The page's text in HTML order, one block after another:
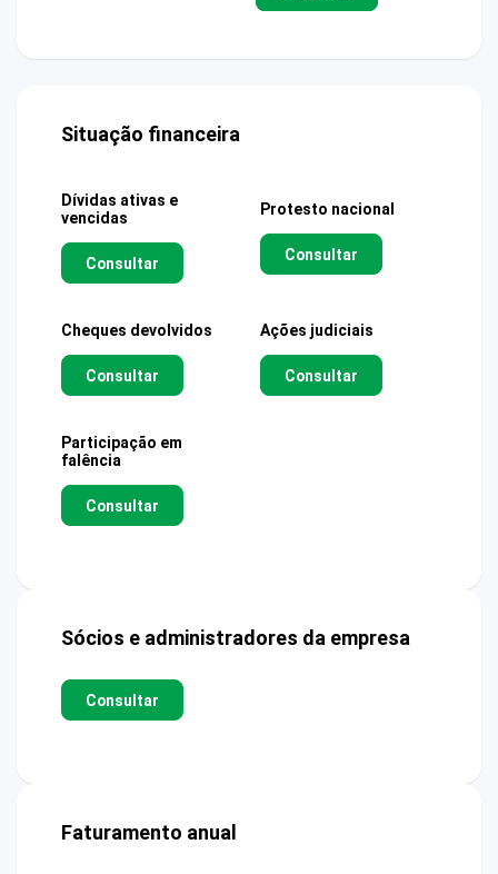
Situação financeira
Dívidas ativas e
vencidas
Consultar
Protesto nacional
Consultar
Cheques devolvidos
Consultar
Ações judiciais
Consultar
Participação em
falência
Consultar
Sócios e administradores da empresa
Consultar
Faturamento anual